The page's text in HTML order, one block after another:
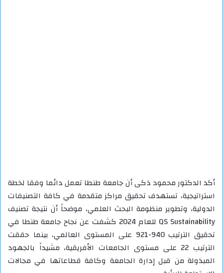
أكد الدكتور محمود ذكى أن جامعة طنطا تعمل دائما وفقا لخطة
استراتيجية، تستهدف تحقيق مراكز متقدمة في كافة التصنيفات
الدولية، وتطوير منظومة البحث العلمي، موضحاً أن نتيجة تصنيف
QS Sustainability للعام 2024 كشفت عن نجاح جامعة طنطا في
تحقيق الترتيب 940-921 على المستوى العالمي، بينما حققت
الترتيب 22 على مستوى الجامعات الأفريقية، مشيداً بالجهود
المبذولة من قبل إدارة الجامعة وكافة قطاعاتها في مجالات